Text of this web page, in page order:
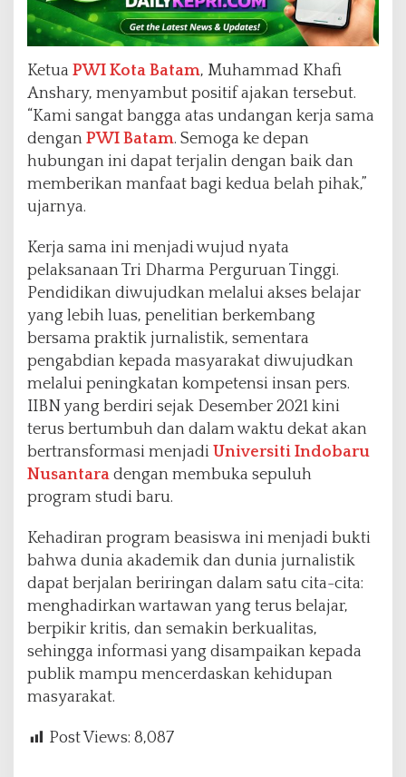
Ketua PWI Kota Batam, Muhammad Khafi
Anshary, menyambut positif ajakan tersebut.
“Kami sangat bangga atas undangan kerja sama
dengan PWI Batam. Semoga ke depan
hubungan ini dapat terjalin dengan baik dan
memberikan manfaat bagi kedua belah pihak,”
ujarnya.
Kerja sama ini menjadi wujud nyata
pelaksanaan Tri Dharma Perguruan Tinggi.
Pendidikan diwujudkan melalui akses belajar
yang lebih luas, penelitian berkembang
bersama praktik jurnalistik, sementara
pengabdian kepada masyarakat diwujudkan
melalui peningkatan kompetensi insan pers.
IIBN yang berdiri sejak Desember 2021 kini
terus bertumbuh dan dalam waktu dekat akan
bertransformasi menjadi Universiti Indobaru
Nusantara dengan membuka sepuluh
program studi baru.
Kehadiran program beasiswa ini menjadi bukti
bahwa dunia akademik dan dunia jurnalistik
dapat berjalan beriringan dalam satu cita-cita:
menghadirkan wartawan yang terus belajar,
berpikir kritis, dan semakin berkualitas,
sehingga informasi yang disampaikan kepada
publik mampu mencerdaskan kehidupan
masyarakat.
Post Views: 8,087